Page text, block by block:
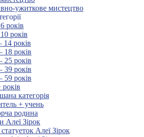
ужиткове мистецтво
років
років
14 років
18 років
25 років
39 років
59 років
років
категорія
+ учень
родина
Алеї Зірок
Алеї Зірок